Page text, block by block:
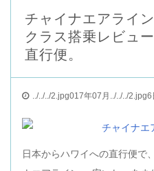
チャイナエアライ
クラス搭乗レビュ
直行便。
../../../2.jpg017年07月../../../2.jpg6
日本からハワイへの直行便で